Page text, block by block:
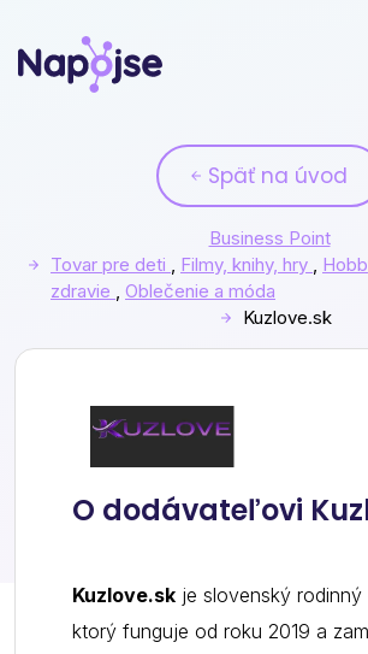
Späť na úvod
Business Point
Tovar pre deti , Filmy, knihy, hry ,
zdravie , Oblečenie a móda
Kuzlove.sk
O dodávateľovi
Kuzlove.sk je slovenský rodinný
ktorý funguje od roku 2019 a